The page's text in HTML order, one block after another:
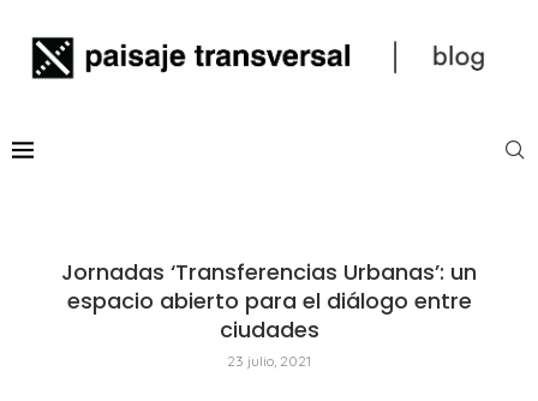
Jornadas ‘Transferencias Urbanas’: un
espacio abierto para el diálogo entre
ciudades
23 julio, 2021